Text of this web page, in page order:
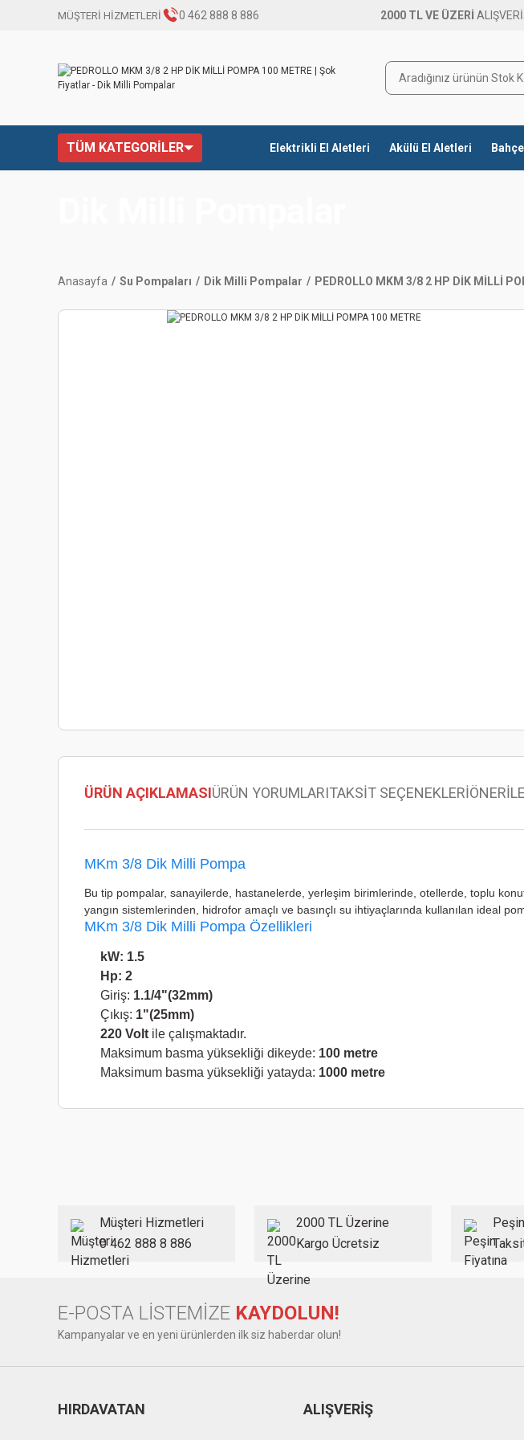
MÜŞTERİ HİZMETLERİ 0 462 888 8 886 2000 TL VE ÜZERİ
TÜM KATEGORİLER Elektrikli El Aletleri Akülü El Aletleri
Anasayfa Su Pompaları Dik Milli Pompalar PEDROLLO MKM 3/8 2 HP DİK MİLLİ
ÜRÜN AÇIKLAMASIÜRÜN YORUMLARITAKSİT SEÇENEKLERİ
MKm 3/8 Dik Milli Pompa
Bu tip pompalar, sanayilerde, hastanelerde, yerleşim birimlerinde, otellerde, toplu
yangın sistemlerinden, hidrofor amaçlı ve basınçlı su ihtiyaçlarında kullanılan ideal
MKm 3/8 Dik Milli Pompa Özellikleri
kW: 1.5
Hp: 2
Giriş: 1.1/4"(32mm)
Çıkış: 1"(25mm)
220 Volt ile çalışmaktadır.
Maksimum basma yüksekliği dikeyde: 100 metre
Maksimum basma yüksekliği yatayda: 1000 metre
Ürün bilgilerinde hatalar bulunuyor.
Ürün fiyatı diğer sitelerden daha pahalı.
Bu ürüne benzer farklı alternatifler olmalı.
Müşteri Hizmetleri
0 462 888 8 886
2000 TL Üzerine
Kargo Ücretsiz
E-POSTA LİSTEMİZE KAYDOLUN!
Kampanyalar ve en yeni ürünlerden ilk siz haberdar olun!
HIRDAVATAN ALIŞVERİŞ